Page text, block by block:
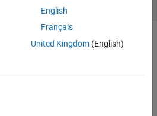
English
Français
United Kingdom(English)